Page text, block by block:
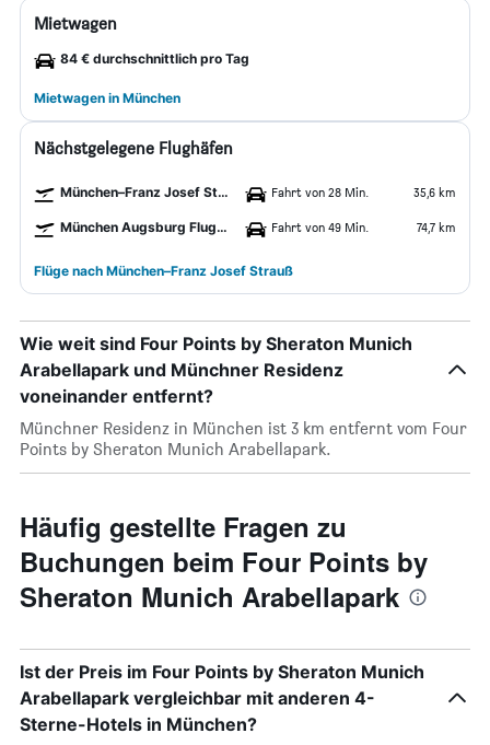
Mietwagen
84 € durchschnittlich pro Tag
Mietwagen in München
Nächstgelegene Flughäfen
München–Franz Josef Strauß Flughafen Fahrt von 28 Min. 35,6 km
München Augsburg Flughafen Fahrt von 49 Min. 74,7 km
Flüge nach München–Franz Josef Strauß
Wie weit sind Four Points by Sheraton Munich
Arabellapark und Münchner Residenz
voneinander entfernt?
Münchner Residenz in München ist 3 km entfernt vom Four
Points by Sheraton Munich Arabellapark.
Häufig gestellte Fragen zu
Buchungen beim Four Points by
Sheraton Munich Arabellapark
Ist der Preis im Four Points by Sheraton Munich
Arabellapark vergleichbar mit anderen 4-
Sterne-Hotels in München?